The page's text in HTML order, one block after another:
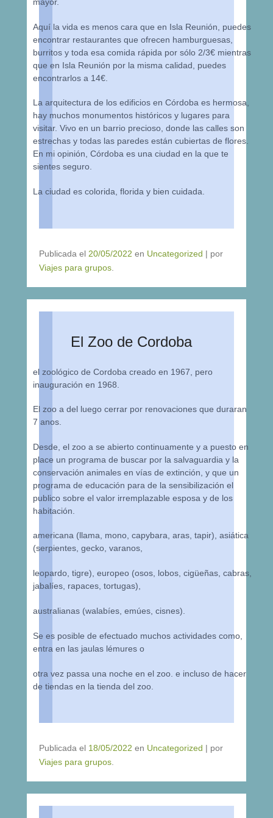
Aquí la vida es menos cara que en Isla Reunión, puedes
encontrar restaurantes que ofrecen hamburguesas,
burritos y toda esa comida rápida por sólo 2/3€ mientras
que en Isla Reunión por la misma calidad, puedes
encontrarlos a 14€.
La arquitectura de los edificios en Córdoba es hermosa,
hay muchos monumentos históricos y lugares para
visitar. Vivo en un barrio precioso, donde las calles son
estrechas y todas las paredes están cubiertas de flores.
En mi opinión, Córdoba es una ciudad en la que te
sientes seguro.
La ciudad es colorida, florida y bien cuidada.
Publicada el 20/05/2022 en Uncategorized | por
Viajes para grupos
El Zoo de Cordoba
el zoológico de Cordoba creado en 1967, pero
inauguración en 1968.
El zoo a del luego cerrar por renovaciones que duraran
7 anos.
Desde, el zoo a se abierto continuamente y a puesto en
place un programa de buscar por la salvaguardia y la
conservación animales en vías de extinción, y que un
programa de educación para de la sensibilización el
publico sobre el valor irremplazable esposa y de los
habitación.
americana (llama, mono, capybara, aras, tapir), asiática
(serpientes, gecko, varanos,
leopardo, tigre), europeo (osos, lobos, cigüeñas, cabras,
jabalíes, rapaces, tortugas),
australianas (walabíes, emúes, cisnes).
Se es posible de efectuado muchos actividades como,
entra en las jaulas lémures o
otra vez passa una noche en el zoo. e incluso de hacer
de tiendas en la tienda del zoo.
Publicada el 18/05/2022 en Uncategorized | por
Viajes para grupos